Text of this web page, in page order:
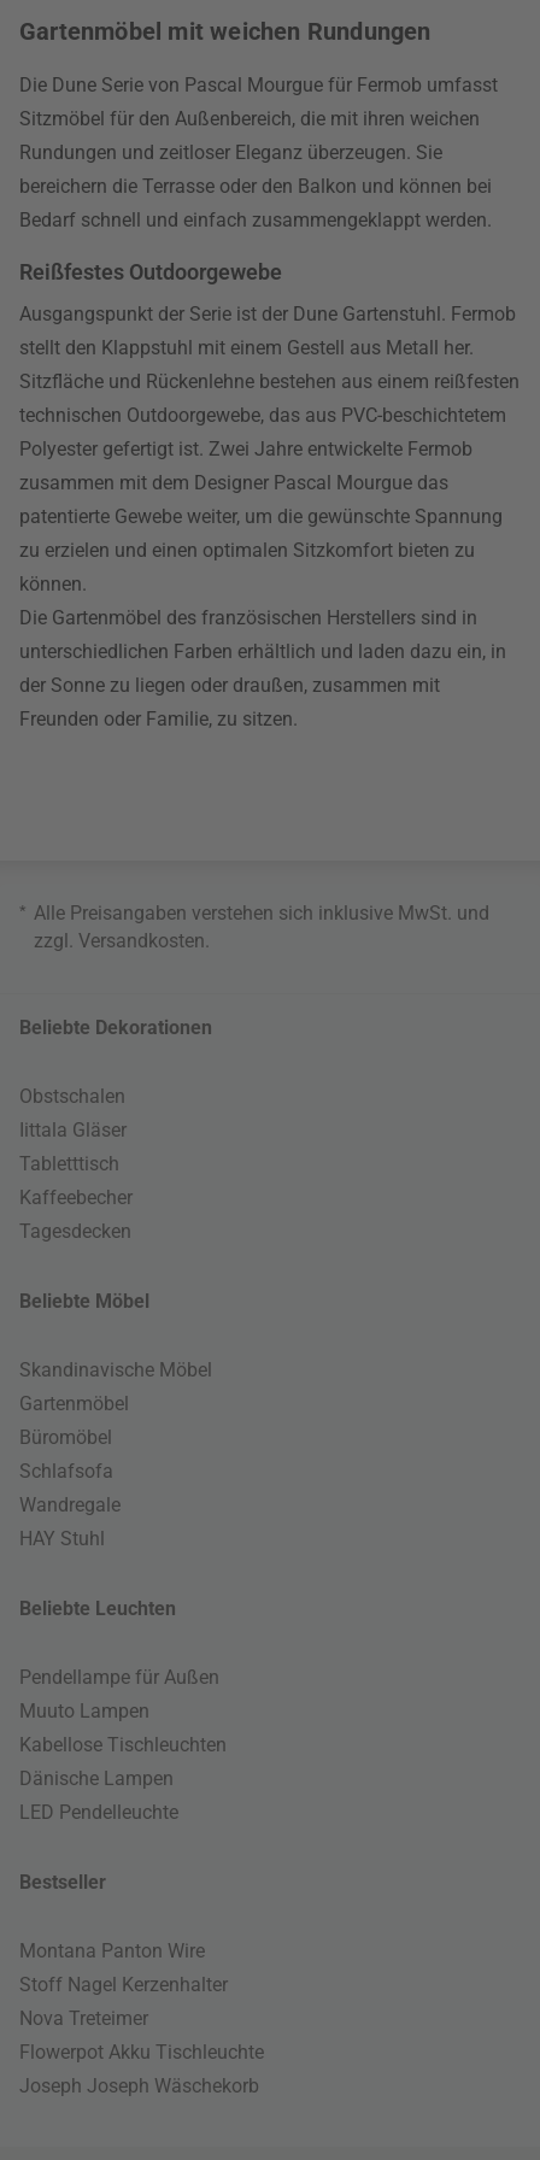
Gartenmöbel mit weichen Rundungen
Die Dune Serie von Pascal Mourgue für Fermob umfasst
Sitzmöbel für den Außenbereich, die mit ihren weichen
Rundungen und zeitloser Eleganz überzeugen. Sie
bereichern die Terrasse oder den Balkon und können bei
Bedarf schnell und einfach zusammengeklappt werden.
Reißfestes Outdoorgewebe
Ausgangspunkt der Serie ist der Dune Gartenstuhl. Fermob
stellt den Klappstuhl mit einem Gestell aus Metall her.
Sitzfläche und Rückenlehne bestehen aus einem reißfesten
technischen Outdoorgewebe, das aus PVC-beschichtetem
Polyester gefertigt ist. Zwei Jahre entwickelte Fermob
zusammen mit dem Designer Pascal Mourgue das
patentierte Gewebe weiter, um die gewünschte Spannung
zu erzielen und einen optimalen Sitzkomfort bieten zu
können.
Die Gartenmöbel des französischen Herstellers sind in
unterschiedlichen Farben erhältlich und laden dazu ein, in
der Sonne zu liegen oder draußen, zusammen mit
Freunden oder Familie, zu sitzen.
* Alle Preisangaben verstehen sich inklusive MwSt. und
zzgl. Versandkosten.
Beliebte Dekorationen
Obstschalen
Iittala Gläser
Tabletttisch
Kaffeebecher
Tagesdecken
Beliebte Möbel
Skandinavische Möbel
Gartenmöbel
Büromöbel
Schlafsofa
Wandregale
HAY Stuhl
Beliebte Leuchten
Pendellampe für Außen
Muuto Lampen
Kabellose Tischleuchten
Dänische Lampen
LED Pendelleuchte
Bestseller
Montana Panton Wire
Stoff Nagel Kerzenhalter
Nova Treteimer
Flowerpot Akku Tischleuchte
Joseph Joseph Wäschekorb